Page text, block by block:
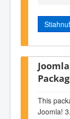
This
Joomla!